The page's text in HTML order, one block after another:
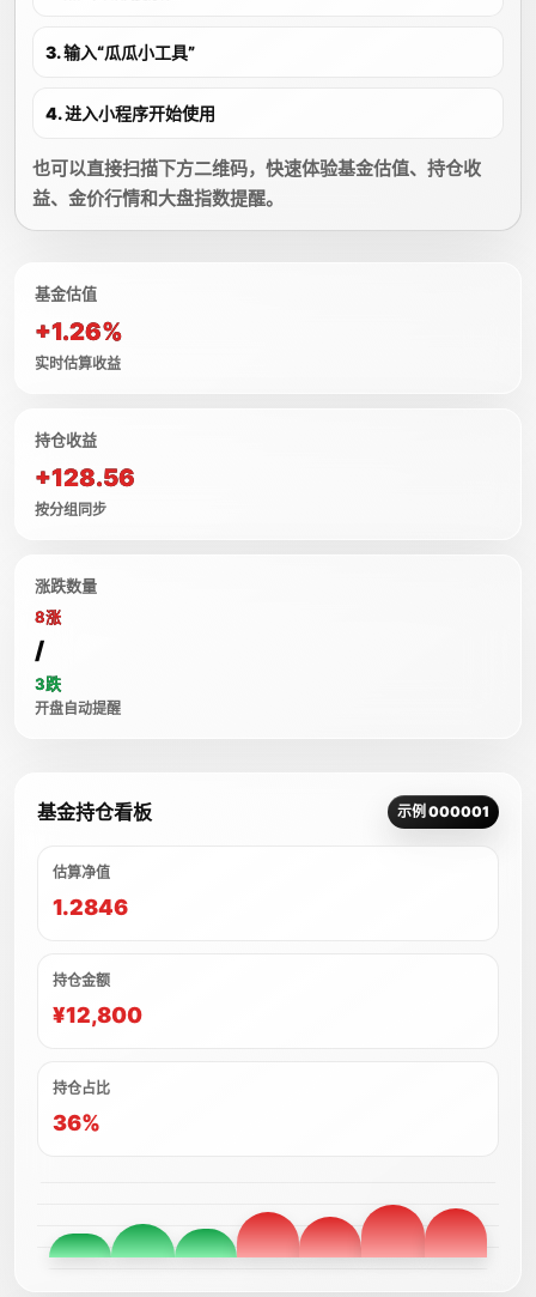
3. 输入“瓜瓜小工具”
4. 进入小程序开始使用
也可以直接扫描下方二维码，快速体验基金估值、持仓收
益、金价行情和大盘指数提醒。
基金估值
+1.26%
实时估算收益
持仓收益
+128.56
按分组同步
涨跌数量
8涨
/
3跌
开盘自动提醒
基金持仓看板 示例 000001
估算净值
1.2846
持仓金额
¥12,800
持仓占比
36%